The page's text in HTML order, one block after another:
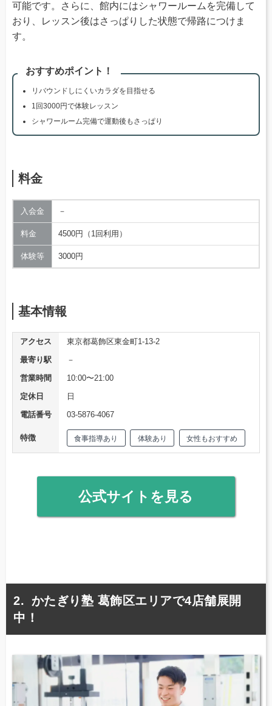
可能です。さらに、館内にはシャワールームを完備して
おり、レッスン後はさっぱりした状態で帰路につけま
す。
おすすめポイント！
リバウンドしにくいカラダを目指せる
1回3000円で体験レッスン
シャワールーム完備で運動後もさっぱり
料金
入会金 －
料金 4500円（1回利用）
体験等 3000円
基本情報
アクセス
東京都葛飾区東金町1-13-2
最寄り駅
－
営業時間
10:00〜21:00
定休日
日
電話番号
03-5876-4067
特徴 食事指導あり 体験あり 女性もおすすめ
公式サイトを見る
かたぎり塾 葛飾区エリアで4店舗展開
中！